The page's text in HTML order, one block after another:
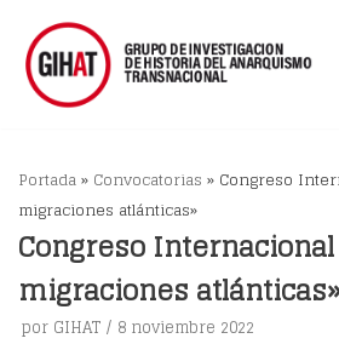
Saltar
al
Portada» Convocatorias » Congreso
migraciones atlánticas»
Congreso Internacional
migraciones
por GIHAT 8 noviembre 2022